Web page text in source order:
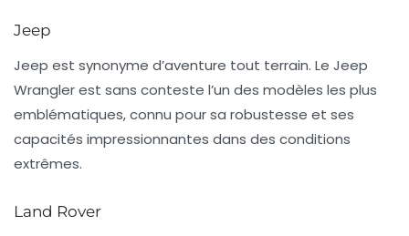
Jeep
Jeep est synonyme d’aventure tout terrain. Le Jeep
Wranglerest sans conteste l’un des modèles les plus
emblématiques, connu pour sa robustesse et ses
capacités impressionnantes dans des conditions
extrêmes.
Land Rover